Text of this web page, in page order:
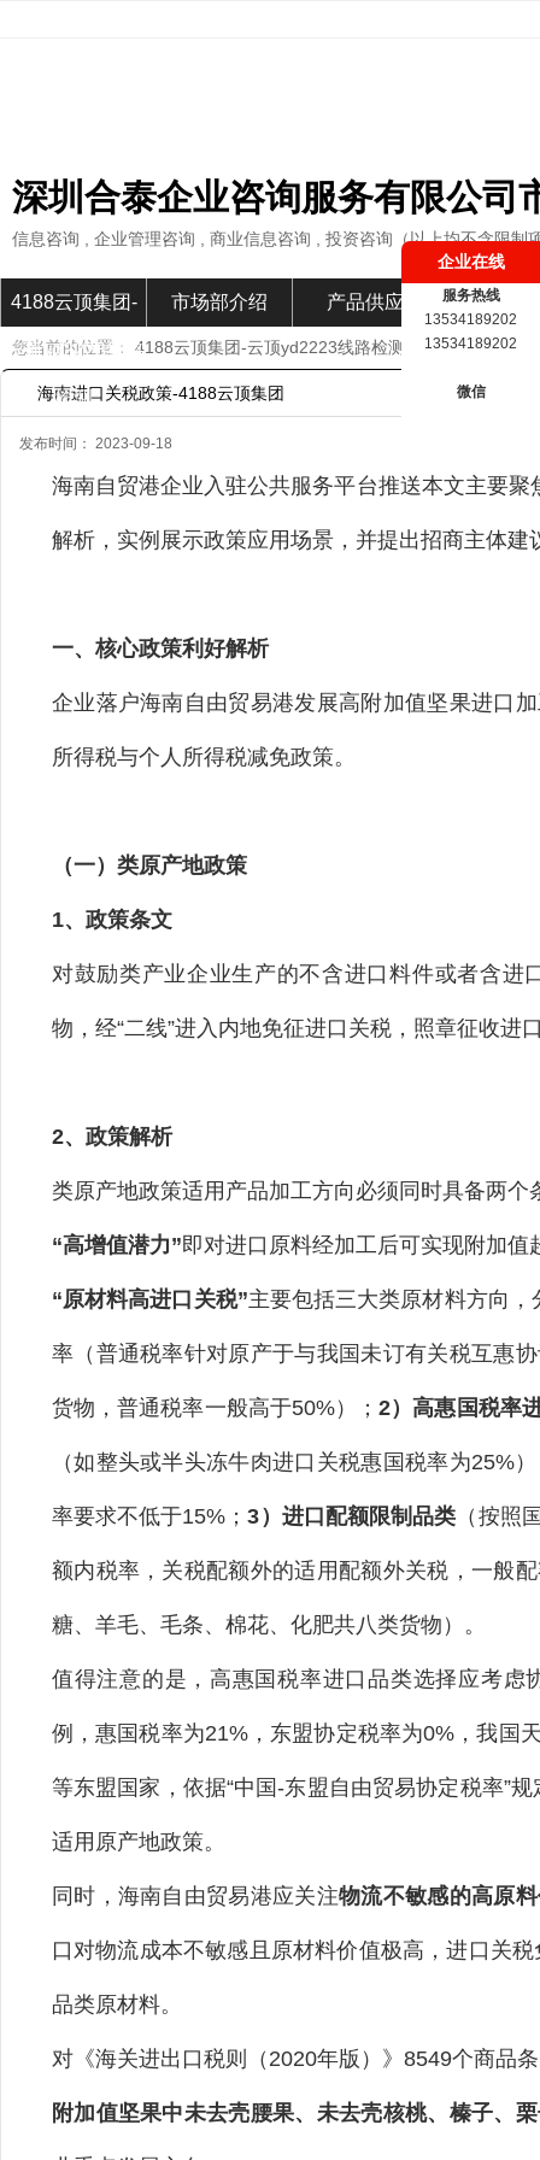
深圳合泰企业咨询服务有限公司
信息咨询 , 企业管理咨询 , 商业信息咨询 , 投资咨询（以上均不含限制
4188云顶集团-
云顶yd2223线路
检测
市场部介绍 产品供应 市场部
您当前的位置： 4188云顶集团-云顶yd2223线路检测 市场部新闻»
海南进口关税政策-4188云顶集团
发布时间： 2023-09-18
海南自贸港企业入驻公共服务平台推送本文主要聚
解析，实例展示政策应用场景，并提出招商主体建
一、核心政策利好解析
企业落户海南自由贸易港发展高附加值坚果进口
所得税与个人所得税减免政策。
（一）类原产地政策
1、政策条文
对鼓励类产业企业生产的不含进口料件或者含进
物，经“二线”进入内地免征进口关税，照章征收进
2、政策解析
类原产地政策适用产品加工方向必须同时具备两个
“高增值潜力”即对进口原料经加工后可实现附加值
“原材料高进口关税”主要包括三大类原材料方向，
率（普通税率针对原产于与我国未订有关税互惠
货物，普通税率一般高于50%）；2）高惠国税率
（如整头或半头冻牛肉进口关税惠国税率为25%
率要求不低于15%；3）进口配额限制品类 （按照
额内税率，关税配额外的适用配额外关税，一般
糖、羊毛、毛条、棉花、化肥共八类货物）。
值得注意的是，高惠国税率进口品类选择应考
例，惠国税率为21%，东盟协定税率为0%，我国
等东盟国家，依据“中国-东盟自由贸易协定税率”
适用原产地政策。
同时，海南自由贸易港应关注物流不敏感的高原
口对物流成本不敏感且原材料价值极高，进口关
品类原材料。
对《海关进出口税则（2020年版）》8549个商品
附加值坚果中未去壳腰果、未去壳核桃、榛子、
企业在线
服务热线
13534189202
13534189202
微信